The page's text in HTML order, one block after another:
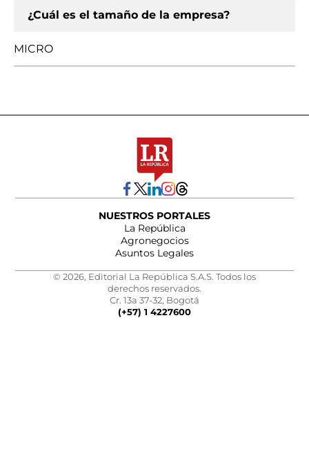
¿Cuál es el tamaño de la empresa?
MICRO
NUESTROS PORTALES
La República
Agronegocios
Asuntos Legales
© 2026, Editorial La República S.A.S. Todos los
derechos reservados.
Cr. 13a 37-32, Bogotá
(+57) 1 4227600